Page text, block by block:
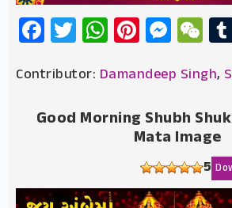
Facebook
Twitter
WhatsApp
Contributor: Damandeep Singh,
Good Morning Shubh
Mata Image
5